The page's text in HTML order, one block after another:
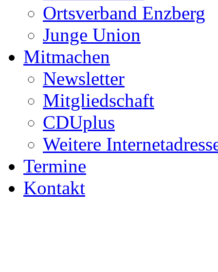
Ortsverband Enzberg
Junge Union
Mitmachen
Newsletter
Mitgliedschaft
CDUplus
Weitere
Termine
Kontakt